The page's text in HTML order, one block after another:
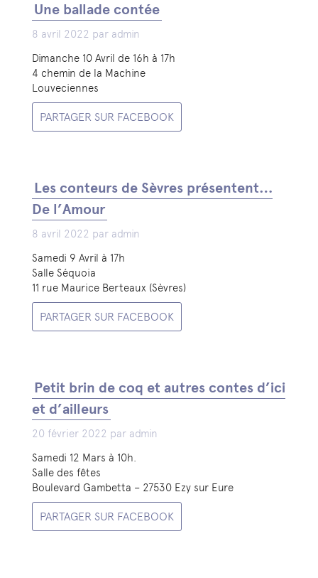
Une ballade contée
8 avril 2022 par admin
Dimanche 10 Avril de 16h à 17h
4 chemin de la Machine
Louveciennes
PARTAGER SUR FACEBOOK
Les conteurs de Sèvres présentent…
De l’Amour
8 avril 2022 par admin
Samedi 9 Avril à 17h
Salle Séquoia
11 rue Maurice Berteaux (Sèvres)
PARTAGER SUR FACEBOOK
Petit brin de coq et autres contes d’ici
et d’ailleurs
20 février 2022 par admin
Samedi 12 Mars à 10h.
Salle des fêtes
Boulevard Gambetta – 27530 Ezy sur Eure
PARTAGER SUR FACEBOOK